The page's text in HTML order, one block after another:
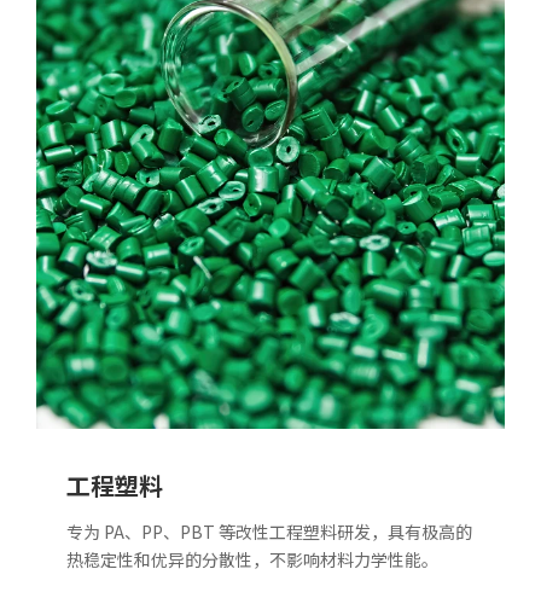
工程塑料
专为 PA、PP、PBT 等改性工程塑料研发，具有极高的
热稳定性和优异的分散性，不影响材料力学性能。